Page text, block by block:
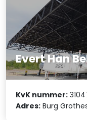
Evert Han
KvK nummer:
Adres: Burg